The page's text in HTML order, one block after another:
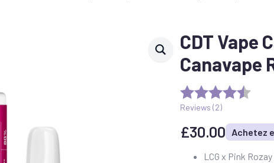
CDT Vape
Canavape
Reviews (2)
£30.00 Achetez
LCG x Pink